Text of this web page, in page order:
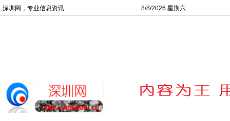
深圳网，专业信息资讯 8/8/2026 星期六